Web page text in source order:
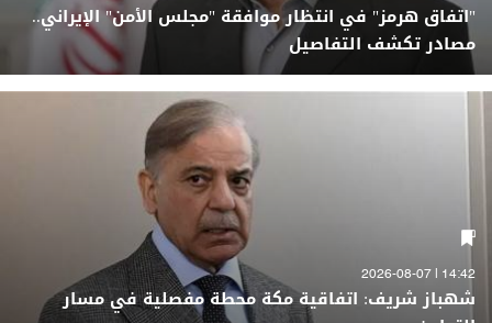
"اتفاق هرمز" في انتظار موافقة "مجلس الأمن" الإيراني..
مصادر تكشف التفاصيل
14:42 | 2026-08-07
شهباز شريف: اتفاقية مكة محطة مفصلية في مسار